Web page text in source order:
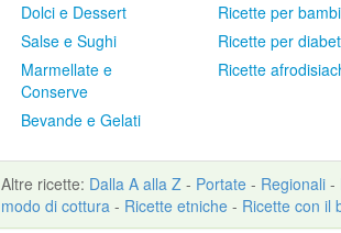
Dolci e Dessert
Salse e Sughi
Marmellate e
Conserve
Bevande e Gelati
Ricette per
Ricette per
Ricette
Altre ricette: Dalla A alla Z - Portate - Regionali -
modo di cottura - Ricette etniche - Ricette con il